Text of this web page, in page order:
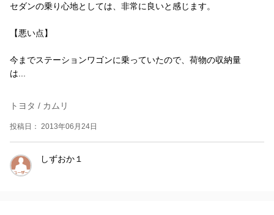
セダンの乗り心地としては、非常に良いと感じます。
【悪い点】
今までステーションワゴンに乗っていたので、荷物の収納量
は...
トヨタ / カムリ
投稿日： 2013年06月24日
しずおか１